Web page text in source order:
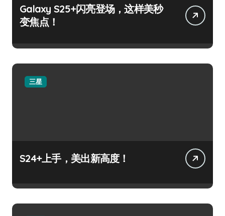
Galaxy S25+闪亮登场，这样美秒
变焦点！
三星
S24+上手，美出新高度！